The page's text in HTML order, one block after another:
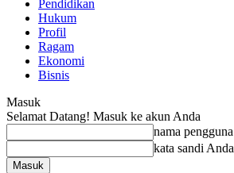
Pendidikan
Hukum
Profil
Ragam
Ekonomi
Bisnis
Masuk
Selamat Datang! Masuk ke akun Anda
nama pengguna
kata sandi Anda